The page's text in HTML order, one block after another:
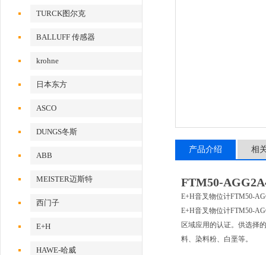
TURCK图尔克
BALLUFF 传感器
krohne
日本东方
ASCO
DUNGS冬斯
ABB
MEISTER迈斯特
西门子
E+H
HAWE-哈威
产品介绍 相
FTM50-
E+H音叉物位计FTM50-
E+H音叉物位计FTM50-
区域应用的认证。供选择
料、染料粉、白垩等。